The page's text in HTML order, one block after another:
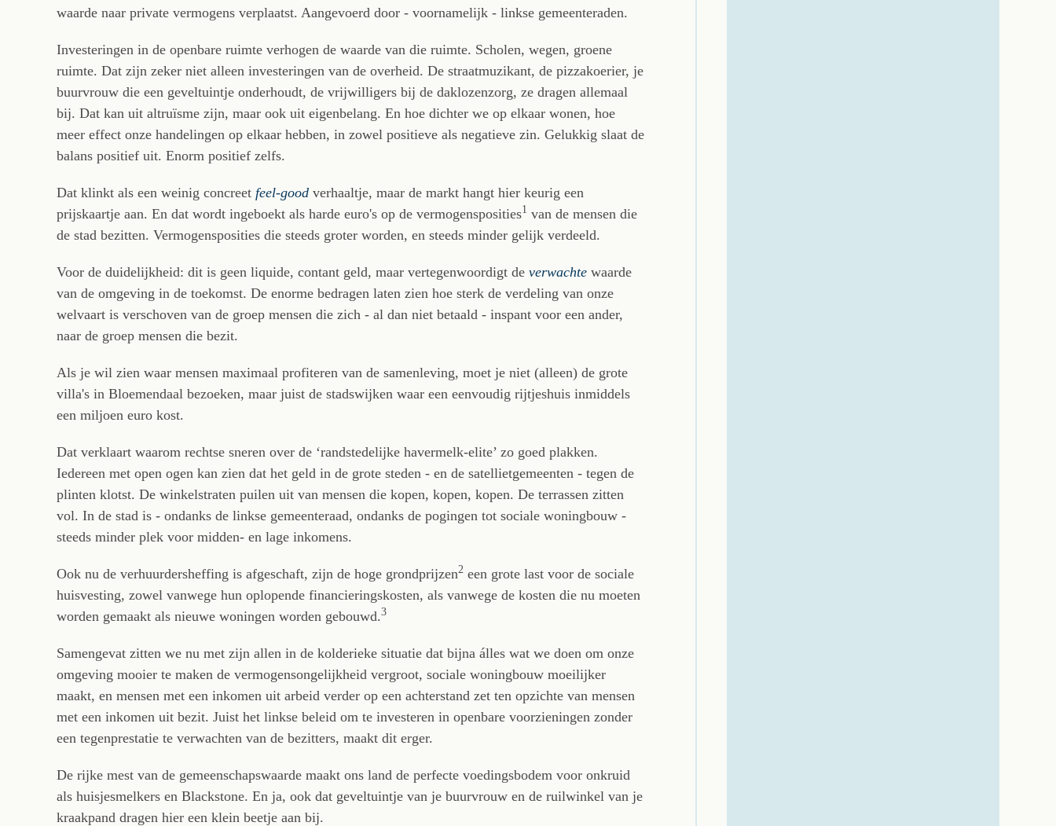
waarde naar private vermogens verplaatst. Aangevoerd door - voornamelijk - linkse gemeenteraden.
Investeringen in de openbare ruimte verhogen de waarde van die ruimte. Scholen, wegen, groene
ruimte. Dat zijn zeker niet alleen investeringen van de overheid. De straatmuzikant, de pizzakoerier, je
buurvrouw die een geveltuintje onderhoudt, de vrijwilligers bij de daklozenzorg, ze dragen allemaal
bij. Dat kan uit altruïsme zijn, maar ook uit eigenbelang. En hoe dichter we op elkaar wonen, hoe
meer effect onze handelingen op elkaar hebben, in zowel positieve als negatieve zin. Gelukkig slaat de
balans positief uit. Enorm positief zelfs.
Dat klinkt als een weinig concreet feel-good verhaaltje, maar de markt hangt hier keurig een
prijskaartje aan. En dat wordt ingeboekt als harde euro's op de vermogensposities1 van de mensen die
de stad bezitten. Vermogensposities die steeds groter worden, en steeds minder gelijk verdeeld.
Voor de duidelijkheid: dit is geen liquide, contant geld, maar vertegenwoordigt de verwachte waarde
van de omgeving in de toekomst. De enorme bedragen laten zien hoe sterk de verdeling van onze
welvaart is verschoven van de groep mensen die zich - al dan niet betaald - inspant voor een ander,
naar de groep mensen die bezit.
Als je wil zien waar mensen maximaal profiteren van de samenleving, moet je niet (alleen) de grote
villa's in Bloemendaal bezoeken, maar juist de stadswijken waar een eenvoudig rijtjeshuis inmiddels
een miljoen euro kost.
Dat verklaart waarom rechtse sneren over de ‘randstedelijke havermelk-elite’ zo goed plakken.
Iedereen met open ogen kan zien dat het geld in de grote steden - en de satellietgemeenten - tegen de
plinten klotst. De winkelstraten puilen uit van mensen die kopen, kopen, kopen. De terrassen zitten
vol. In de stad is - ondanks de linkse gemeenteraad, ondanks de pogingen tot sociale woningbouw -
steeds minder plek voor midden- en lage inkomens.
Ook nu de verhuurdersheffing is afgeschaft, zijn de hoge grondprijzen2 een grote last voor de sociale
huisvesting, zowel vanwege hun oplopende financieringskosten, als vanwege de kosten die nu moeten
worden gemaakt als nieuwe woningen worden gebouwd.3
Samengevat zitten we nu met zijn allen in de kolderieke situatie dat bijna álles wat we doen om onze
omgeving mooier te maken de vermogensongelijkheid vergroot, sociale woningbouw moeilijker
maakt, en mensen met een inkomen uit arbeid verder op een achterstand zet ten opzichte van mensen
met een inkomen uit bezit. Juist het linkse beleid om te investeren in openbare voorzieningen zonder
een tegenprestatie te verwachten van de bezitters, maakt dit erger.
De rijke mest van de gemeenschapswaarde maakt ons land de perfecte voedingsbodem voor onkruid
als huisjesmelkers en Blackstone. En ja, ook dat geveltuintje van je buurvrouw en de ruilwinkel van je
kraakpand dragen hier een klein beetje aan bij.